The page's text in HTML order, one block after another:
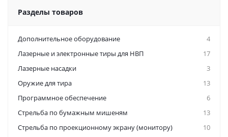
Разделы товаров
Дополнительное оборудование
4
Лазерные и электронные тиры для НВП
17
Лазерные насадки
3
Оружие для тира
13
Программное обеспечение
6
Стрельба по бумажным мишеням
13
Стрельба по проекционному экрану (монитору)
10